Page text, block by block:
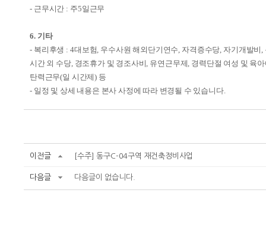
- 근무시간 : 주5일근무
6. 기타
- 복리후생 : 4대보험, 우수사원 해외단기연수, 자격증수당, 자기개발비 ,
시간 외 수당, 경조휴가 및 경조사비, 유연근무제, 경력단절 여성 및 육
탄력근무(일 시간제) 등
- 일정 및 상세 내용은 본사 사정에 따라 변경될 수 있습니다.
이전글 [수주] 동구C-04구역 재건축정비사업
다음글 다음글이 없습니다.